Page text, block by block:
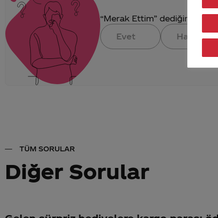
“Merak Ettim” dediğin
Evet
Hayır
TÜM SORULAR
Diğer Sorular